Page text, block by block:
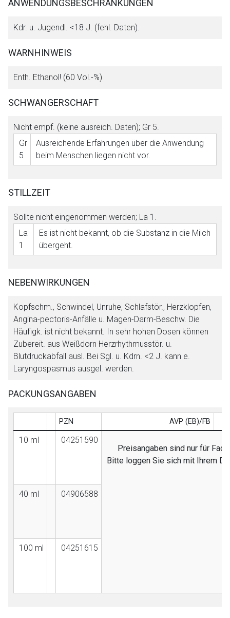
ANWENDUNGSBESCHRÄNKUNGEN
Kdr. u. Jugendl. <18 J. (fehl. Daten).
WARNHINWEIS
Enth. Ethanol! (60 Vol.-%)
SCHWANGERSCHAFT
Nicht empf. (keine ausreich. Daten); Gr 5
Gr
5
Ausreichende Erfahrungen über die Anwendung
beim Menschen liegen nicht vor.
STILLZEIT
Sollte nicht eingenommen werden; La 1
La
1
Es ist nicht bekannt, ob die Substanz in die Milch
übergeht.
NEBENWIRKUNGEN
Kopfschm., Schwindel, Unruhe, Schlafstör., Herzklopfen,
Angina-pectoris-Anfälle u. Magen-Darm-Beschw. Die
Häufigk. ist nicht bekannt. In sehr hohen Dosen können
Zubereit. aus Weißdorn Herzrhythmusstör. u.
Blutdruckabfall ausl. Bei Sgl. u. Kdrn. <2 J. kann e.
Laryngospasmus ausgel. werden.
PACKUNGSANGABEN
PZN AVP (EB)/FB
10 ml
04251590
Preisangaben sind nur für
Bitte loggen Sie sich mit Ihrem
40 ml 04906588
100 ml 04251615